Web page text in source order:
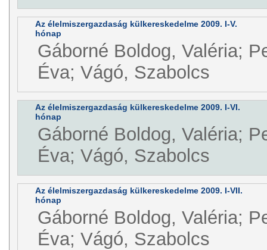
Az élelmiszergazdaság külkereskedelme 2009. I-V.
hónap
Gáborné Boldog, Valéria;
Éva; Vágó, Szabolcs
Az élelmiszergazdaság külkereskedelme 2009. I-VI.
hónap
Gáborné Boldog, Valéria;
Éva; Vágó, Szabolcs
Az élelmiszergazdaság külkereskedelme 2009. I-VII.
hónap
Gáborné Boldog, Valéria;
Éva; Vágó, Szabolcs